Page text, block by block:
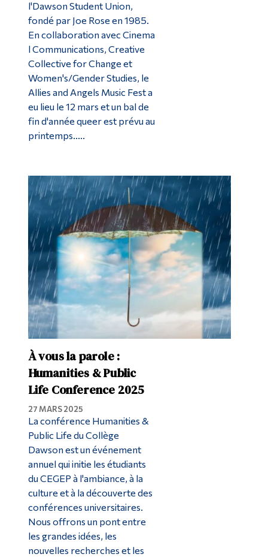
l'Dawson Student Union,
fondé par Joe Rose en 1985.
En collaboration avec Cinema
l Communications, Creative
Collective for Change et
Women's/Gender Studies, le
Allies and Angels Music Fest a
eu lieu le 12 mars et un bal de
fin d'année queer est prévu au
printemps.....
À vous la parole :
Humanities & Public
Life Conference 2025
27 MARS 2025
La conférence Humanities &
Public Life du Collège
Dawson est un événement
annuel qui initie les étudiants
du CEGEP à l'ambiance, à la
culture et à la découverte des
conférences universitaires.
Nous offrons un pont entre
les grandes idées, les
nouvelles recherches et les